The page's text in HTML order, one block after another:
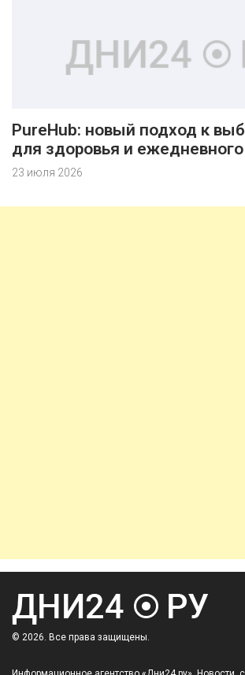
PureHub: новый подход к
для здоровья и
23 июля 2026
© 2026. Все права защищены.